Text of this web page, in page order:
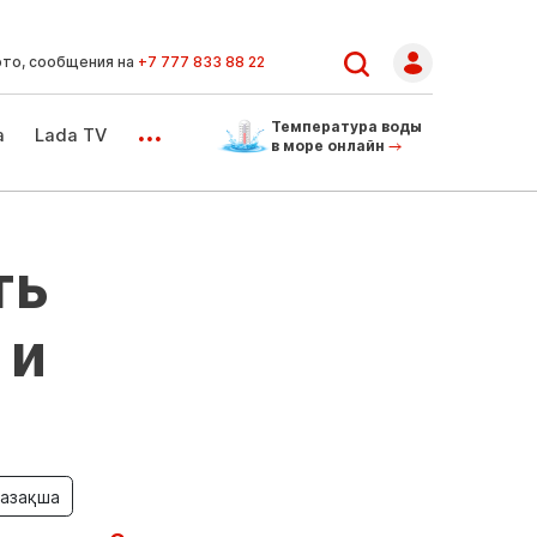
сообщения на +7 777 833 88 22
Lada TV ...
Температура воды
в море онлайн